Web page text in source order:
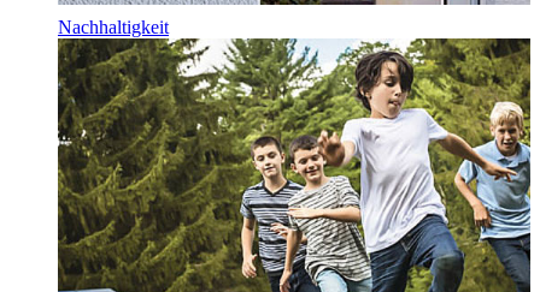
Nachhaltigkeit